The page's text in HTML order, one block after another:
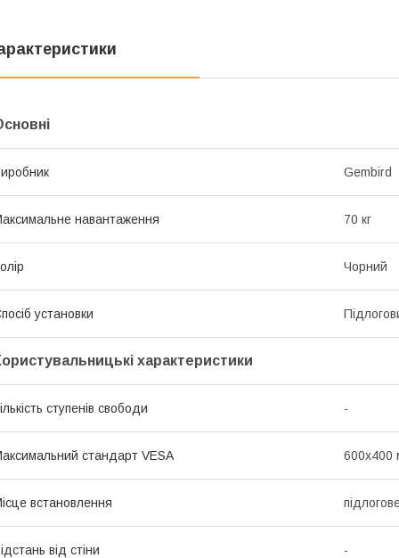
Gembird
навантаження 70 кг
Чорний
установки
характеристики
ступенів свободи -
стандарт VESA 600х400
встановлення
від стіни -